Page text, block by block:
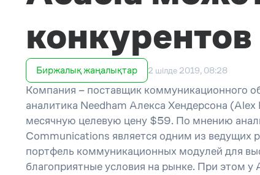
конкурентов
Биржалық жаңалықтар 2 шілде 2019, 08:28
Компания – поставщик коммуникационного
аналитика Needham Алекса Хендерсона
месячную целевую цену $59. По мнению
Communications является одним из ведущих
портфель коммуникационных модулей для
благоприятные условия на рынке. При этом